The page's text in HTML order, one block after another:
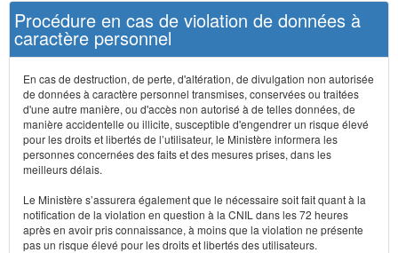
Procédure en cas de violation de données à
caractère personnel
En cas de destruction, de perte, d'altération, de divulgation non autorisée
de données à caractère personnel transmises, conservées ou traitées
d'une autre manière, ou d'accès non autorisé à de telles données, de
manière accidentelle ou illicite, susceptible d'engendrer un risque élevé
pour les droits et libertés de l’utilisateur, le Ministère informera les
personnes concernées des faits et des mesures prises, dans les
meilleurs délais.
Le Ministère s’assurera également que le nécessaire soit fait quant à la
notification de la violation en question à la CNIL dans les 72 heures
après en avoir pris connaissance, à moins que la violation ne présente
pas un risque élevé pour les droits et libertés des utilisateurs.